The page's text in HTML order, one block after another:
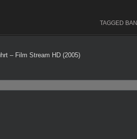
TAGGED
– Film Stream HD (2005)